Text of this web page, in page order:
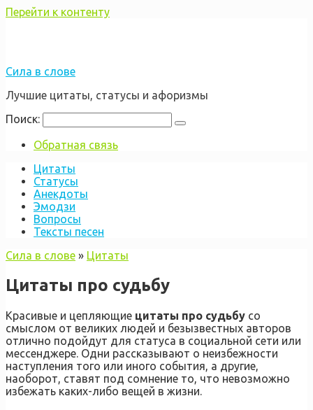
Перейти к контенту
Сила в слове
Лучшие цитаты, статусы и афоризмы
Поиск:
Обратная связь
Цитаты
Статусы
Анекдоты
Эмодзи
Вопросы
Тексты песен
Сила в слове » Цитаты
Цитаты про судьбу
Красивые и цепляющие цитаты про судьбу со
смыслом от великих людей и безызвестных авторов
отлично подойдут для статуса в социальной сети или
мессенджере. Одни рассказывают о неизбежности
наступления того или иного события, а другие,
наоборот, ставят под сомнение то, что невозможно
избежать каких-либо вещей в жизни.